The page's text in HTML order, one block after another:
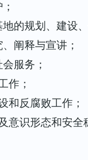
的规划、建设
阐释与宣讲；
服务；
作；
和反腐败工作；
意识形态和安全